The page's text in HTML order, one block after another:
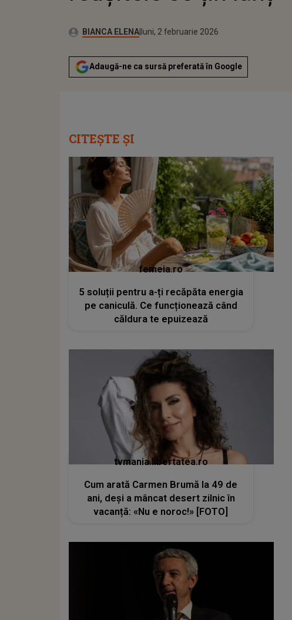
Autor:BIANCA ELENAPublicat:
luni, 2 februarie 2026
Actualizat:
luni, 2 februarie 2026
Adaugă-ne ca sursă preferată în Google
CITEȘTE ȘI
femeia.ro
5 soluții pentru a-ți recăpăta energia
pe caniculă. Ce funcționează când
căldura te epuizează
tvmania.libertatea.ro
Cum arată Carmen Brumă la 49 de
ani, deși a mâncat desert zilnic în
vacanță: «Nu e noroc!» [FOTO]